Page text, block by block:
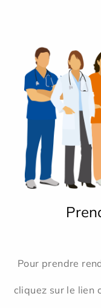
Pour prendre
cliquez sur le lien